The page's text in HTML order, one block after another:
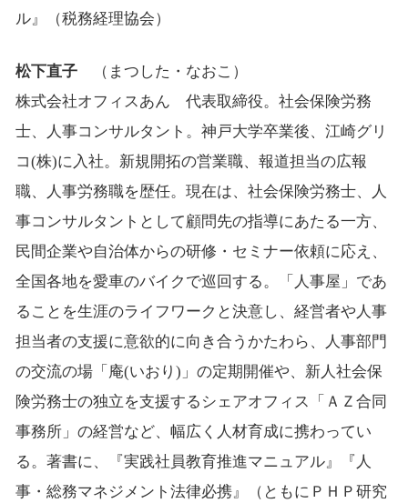
ル』（税務経理協会）
松下直子（まつした・なおこ）
株式会社オフィスあん 代表取締役。社会保険労務
士、人事コンサルタント。神戸大学卒業後、江崎グリ
コ(株)に入社。新規開拓の営業職、報道担当の広報
職、人事労務職を歴任。現在は、社会保険労務士、人
事コンサルタントとして顧問先の指導にあたる一方、
民間企業や自治体からの研修・セミナー依頼に応え、
全国各地を愛車のバイクで巡回する。「人事屋」であ
ることを生涯のライフワークと決意し、経営者や人事
担当者の支援に意欲的に向き合うかたわら、人事部門
の交流の場「庵(いおり)」の定期開催や、新人社会保
険労務士の独立を支援するシェアオフィス「ＡＺ合同
事務所」の経営など、幅広く人材育成に携わってい
る。著書に、『実践社員教育推進マニュアル』『人
事・総務マネジメント法律必携』（ともにＰＨＰ研究